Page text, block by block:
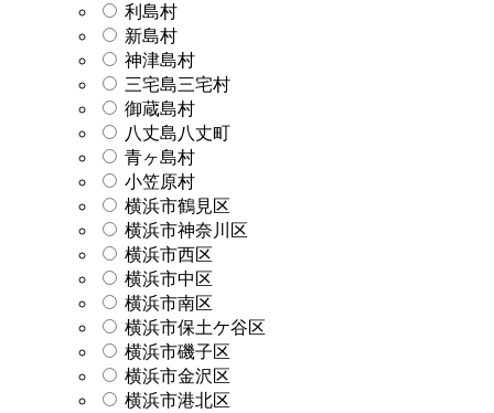
利島村
新島村
神津島村
三宅島三宅村
御蔵島村
八丈島八丈町
青ヶ島村
小笠原村
横浜市鶴見区
横浜市神奈川区
横浜市西区
横浜市中区
横浜市南区
横浜市保土ケ谷区
横浜市磯子区
横浜市金沢区
横浜市港北区